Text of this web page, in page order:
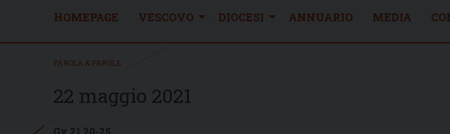
HOMEPAGE VESCOVO DIOCESI ANNUARIO MEDIA
PAROLA & PAROLE
22 maggio 2021
Gv 21,20-25